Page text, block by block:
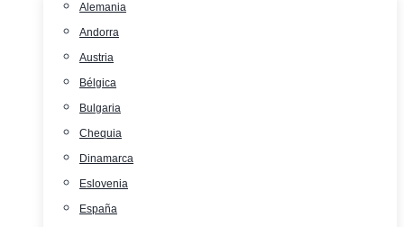
Alemania
Andorra
Austria
Bélgica
Bulgaria
Chequia
Dinamarca
Eslovenia
España